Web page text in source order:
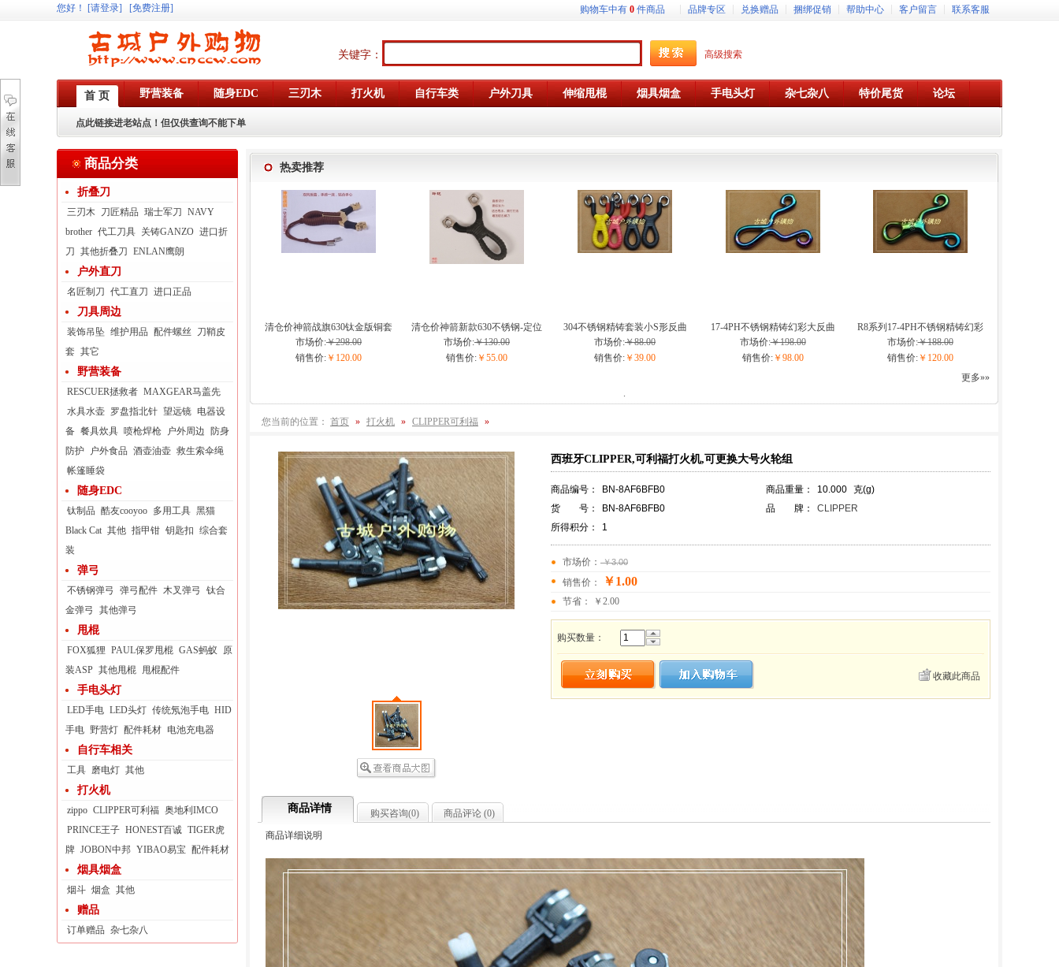
您好 ！ [请登录] [免费注册] 购物车中有 0 件商品 品牌专区 兑换赠品 捆绑促销 帮助中心 客户留言 联系客服
关键字： 高级搜索
首 页 野营装备 随身EDC 三刃木 打火机 自行车类 户外刀具 伸缩甩棍 烟具烟盒 手电头灯 杂七杂八 特价尾货 论坛
点此链接进老站点！但仅供查询不能下单
商品分类
折叠刀
三刃木 刀匠精品 瑞士军刀 NAVY
brother 代工刀具 关铸GANZO 进口折
刀 其他折叠刀 ENLAN鹰朗
户外直刀
名匠制刀 代工直刀 进口正品
刀具周边
装饰吊坠 维护用品 配件螺丝
刀鞘皮
套 其它
野营装备
RESCUER拯救者 MAXGEAR马盖先
水具水壶 罗盘指北针 望远镜 电器设
备 餐具炊具 喷枪焊枪 户外周边
防身
防护
户外食品 酒壶油壶 救生索伞绳
帐篷睡袋
随身EDC
钛制品 酷友cooyoo 多用工具 黑猫
Black Cat 其他 指甲钳 钥匙扣 综合套
装
弹弓
不锈钢弹弓 弹弓配件 木叉弹弓
钛合
金弹弓
其他弹弓
甩棍
FOX狐狸 PAUL保罗甩棍 GAS蚂蚁
原
装ASP 其他甩棍 甩棍配件
手电头灯
LED手电 LED头灯 传统氖泡手电 HID
手电 野营灯 配件耗材 电池充电器
自行车相关
工具 磨电灯 其他
打火机
zippo CLIPPER可利福 奥地利IMCO
PRINCE王子 HONEST百诚 TIGER虎
牌 JOBON中邦 YIBAO易宝 配件耗材
烟具烟盒
烟斗 烟盒 其他
赠品
订单赠品 杂七杂八
热卖推荐
清仓价神箭战旗630钛金版铜套
弓眼反曲球卡六股弹弓
市场价:￥298.00
销售价: ￥120.00
清仓价神箭新款630不锈钢-定位
槽玲珑弹弓
市场价:￥130.00
销售价: ￥55.00
304不锈钢精铸套装小S形反曲
弹弓
市场价:￥88.00
销售价: ￥39.00
17-4PH不锈钢精铸幻彩大反曲
弹弓
市场价:￥198.00
销售价:￥98.00
R8系列17-4PH不锈钢精铸幻彩
弹弓
市场价:￥188.00
销售价:￥120.00
更多»»
.
您当前的位置： 首页 » 打火机 » CLIPPER可利福 »
西班牙CLIPPER,可利福打火机,可更换大号火轮组
商品编号： BN-8AF6BFB0 商品重量： 10.000 克(g)
货 号：
BN-8AF6BFB0 品 牌：
CLIPPER
所得积分：
1
市场价： ￥3.00
销售价： ￥1.00
节省： ￥2.00
购买数量：
收藏此商品
商品详情 购买咨询(0) 商品评论 (0)
商品详细说明